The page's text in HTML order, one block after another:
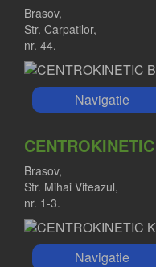
Brasov,
Str. Carpatilor,
nr. 44.
Navigatie
Brasov,
Str. Mihai Viteazul,
nr. 1-3.
Navigatie